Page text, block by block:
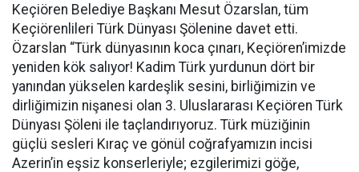
Keçiören Belediye Başkanı Mesut Özarslan, tüm
Keçiörenlileri Türk Dünyası Şölenine davet etti.
Özarslan “Türk dünyasının koca çınarı, Keçiören’imizde
yeniden kök salıyor! Kadim Türk yurdunun dört bir
yanından yükselen kardeşlik sesini, birliğimizin ve
dirliğimizin nişanesi olan 3. Uluslararası Keçiören Türk
Dünyası Şöleni ile taçlandırıyoruz. Türk müziğinin
güçlü sesleri Kıraç ve gönül coğrafyamızın incisi
Azerin’in eşsiz konserleriyle; ezgilerimizi göğe,